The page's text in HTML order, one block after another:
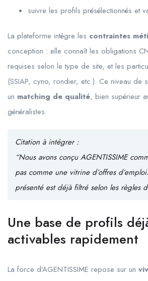
suivre les profils présélectionnés et
La plateforme intègre les contraintes
conception : elle connaît les obligations
requises selon le type de site, et les
(SSIAP, cyno, rondier, etc.). Ce niveau de
un matching de qualité, bien supérieur
généralistes.
Citation à intégrer :
“Nous avons conçu AGENTISSIME
pas comme une vitrine d’offres
présenté est déjà filtré selon les règles
Une base de profils
activables rapidement
La force d’AGENTISSIME repose sur un